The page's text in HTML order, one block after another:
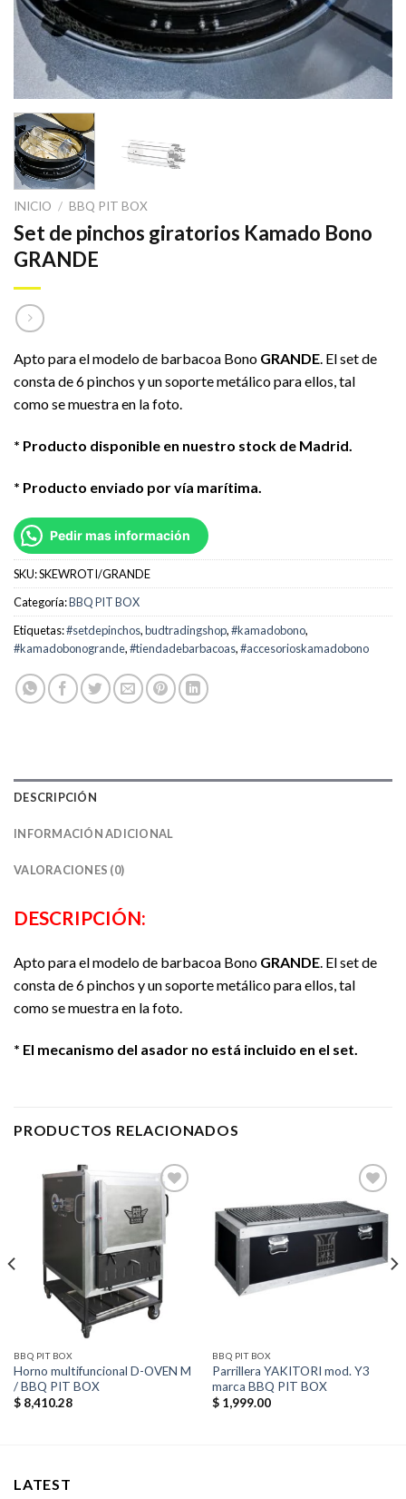
INICIO / BBQ PIT BOX
Set de pinchos giratorios Kamado Bono
GRANDE
Apto para el modelo de barbacoa Bono GRANDE. El set de
consta de 6 pinchos y un soporte metálico para ellos, tal
como se muestra en la foto.
* Producto disponible en nuestro stock de Madrid.
* Producto enviado por vía marítima.
Pedir mas información
SKU:SKEWROTI/GRANDE
Categoría:BBQ PIT BOX
Etiquetas:#setdepinchos,budtradingshop,#kamadobono,
#kamadobonogrande,#tiendadebarbacoas,#accesorioskamadobono
DESCRIPCIÓN
INFORMACIÓN ADICIONAL
VALORACIONES (0)
DESCRIPCIÓN:
Apto para el modelo de barbacoa Bono GRANDE. El set de
consta de 6 pinchos y un soporte metálico para ellos, tal
como se muestra en la foto.
* El mecanismo del asador no está incluido en el set.
PRODUCTOS RELACIONADOS
Añadir
a la
deseos
BBQ PIT BOX
Horno multifuncional D-OVEN M
/ BBQ PIT BOX
$8,410.28
Añadir
lista de
deseos
BBQ PIT BOX
Parrillera YAKITORI mod. Y3
marca BBQ PIT BOX
$1,999.00
LATEST